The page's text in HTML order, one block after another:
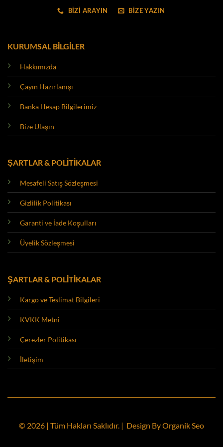
BİZİ ARAYIN BİZE YAZIN
KURUMSAL BİLGİLER
Hakkımızda
Çayın Hazırlanışı
Banka Hesap Bilgilerimiz
Bize Ulaşın
ŞARTLAR & POLİTİKALAR
Mesafeli Satış Sözleşmesi
Gizlilik Politikası
Garanti ve İade Koşulları
Üyelik Sözleşmesi
ŞARTLAR & POLİTİKALAR
Kargo ve Teslimat Bilgileri
KVKK Metni
Çerezler Politikası
İletişim
© 2026 | Tüm Hakları Saklıdır. | Design ByOrganik Seo